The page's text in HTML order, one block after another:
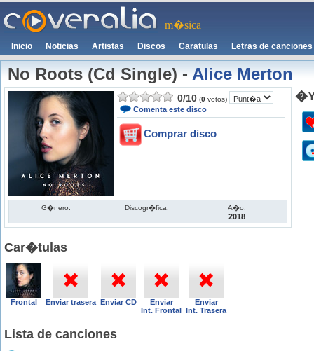
m�sica
Inicio Noticias Artistas Discos Caratulas Letras de canciones
No Roots (Cd Single)-Alice Merton
0/10 (0 votos)
Comenta este disco
Comprar disco
G�nero: Discogr�fica: A�o:
2018
Car�tulas
Frontal Enviar trasera Enviar CD
Enviar
Int. Frontal
Enviar
Int. Trasera
Lista de canciones